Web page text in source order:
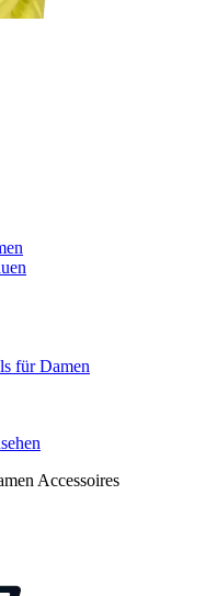
für Damen
Accessoires